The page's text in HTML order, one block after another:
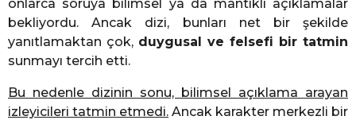
onlarca soruya bilimsel ya da mantıklı açıklamalar
bekliyordu. Ancak dizi, bunları net bir şekilde
yanıtlamaktan çok, duygusal ve felsefi bir tatmin
sunmayı tercih etti.
Bu nedenle dizinin sonu, bilimsel açıklama arayan
izleyicileri tatmin etmedi. Ancak karakter merkezli bir